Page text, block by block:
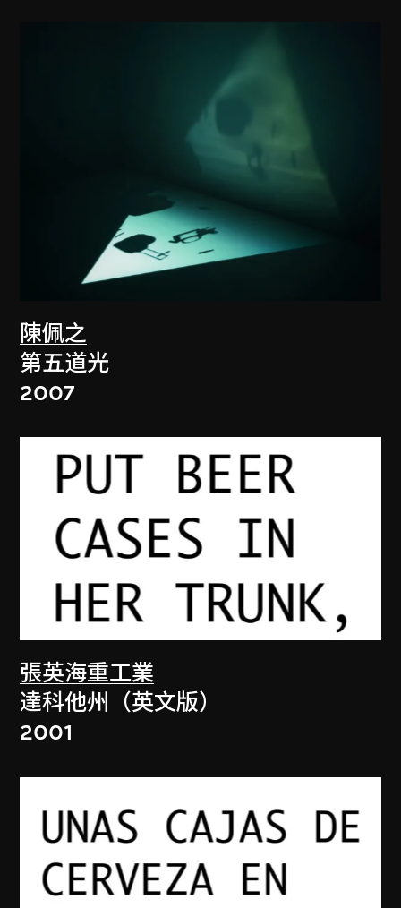
陳佩之
第五道光
2007
張英海重工業
達科他州（英文版）
2001